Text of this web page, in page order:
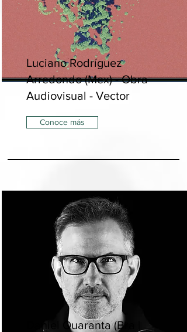
Luciano Rodríguez
Arredondo (Mex) - Obra
Audiovisual - Vector
Conoce más
Daniel Quaranta (Bra |